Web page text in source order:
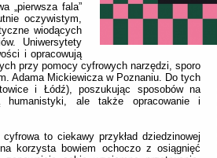
„pierwsza fala”
oczywistym,
wiodących
Uniwersytety
i opracowują
przy pomocy cyfrowych narzędzi, sporo
Adama Mickiewicza w Poznaniu. Do tych
i Łódź), poszukując sposobów na
humanistyki, ale także opracowanie i
to ciekawy przykład dziedzinowej
korzysta bowiem ochoczo z osiągnięć